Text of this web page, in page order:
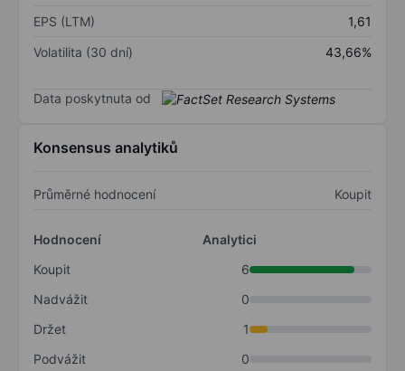
EPS (LTM)
1,61
Volatilita (30 dní)
43,66%
Data poskytnuta od
Konsensus analytiků
Průměrné hodnocení Koupit
Hodnocení
Analytici
Koupit
6
Nadvážit
0
Držet
1
Podvážit
0